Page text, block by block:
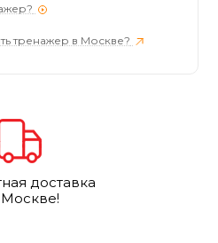
тренажер в Москве?
доставка